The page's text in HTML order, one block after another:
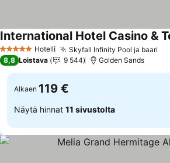
5 Tähtiluokitus
Hotelli Skyfall Infinity Pool ja baari
International Hotel Casino &
8,8 Loistava 9 544 Golden Sands
Alkaen 119 €
Näytä hinnat 11 sivustolta